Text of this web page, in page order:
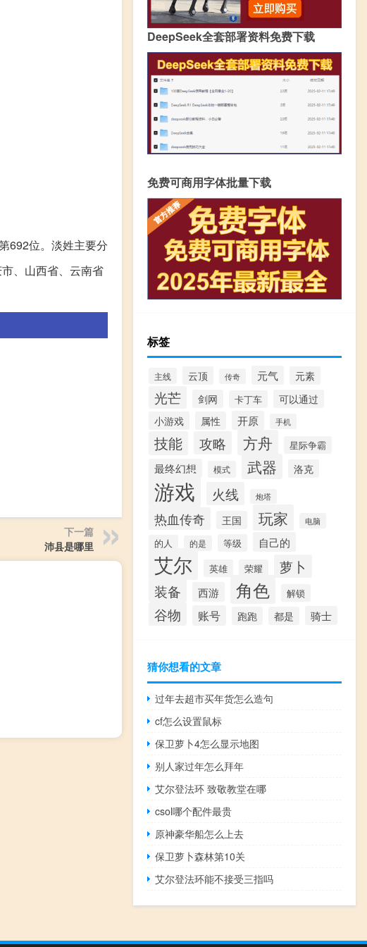
692位。淡姓主要分
、山西省、云南省
下一篇
沛县是哪里
DeepSeek全套部署资料免费下载
免费可商用字体批量下载
标签
主线 云顶 传奇 元气 元素
光芒 剑网 卡丁车
可以通过
小游戏
属性 开原 手机
技能 攻略 方舟 星际争霸
最终幻想 模式 武器 洛克
游戏 火线 炮塔
热血传奇 王国 玩家 电脑
的人 的是 等级 自己的
艾尔 英雄 荣耀
萝卜
装备
西游 角色 解锁
谷物 账号 跑跑 都是 骑士
猜你想看的文章
过年去超市买年货怎么造句
cf怎么设置鼠标
保卫萝卜4怎么显示地图
别人家过年怎么拜年
艾尔登法环 致敬教堂在哪
csol哪个配件最贵
原神豪华船怎么上去
保卫萝卜森林第10关
艾尔登法环能不接受三指吗